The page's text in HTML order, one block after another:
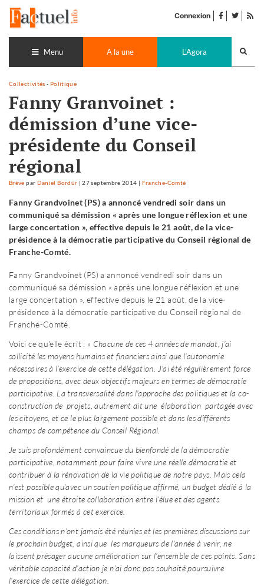
contenu
Connexion facebook
twitter
Menu A la une L'Agora
Collectivités - Politique
Fanny Granvoinet :
démission d’une vice-
présidente du Conseil
régional
Brève par Daniel Bordür |27 septembre 2014 | Franche-Comté
Fanny Grandvoinet (PS) a annoncé vendredi soir dans un
communiqué sa démission « après une longue réflexion et une
large concertation », effective depuis le 21 août, de la vice-
présidence à la démocratie participative du Conseil régional de
Franche-Comté.
Fanny Grandvoinet (PS) a annoncé vendredi soir dans un
communiqué sa démission « après une longue réflexion et une
large concertation », effective depuis le 21 août, de la vice-
présidence à la démocratie participative du Conseil régional de
Franche-Comté.
Voici ce qu'elle écrit : « Chacune de ces 4 années de mandat, j’ai
sollicité les moyens humains et financiers ainsi que l’autonomie
nécessaires à l’exercice de cette délégation. J’ai été régulièrement force
de propositions, avec deux objectifs majeurs en termes de démocratie
participative. La transversalité dans l'approche des politiques et la co-
construction de projets, autrement dit une élaboration partagée avec
les citoyens, et ce le plus largement possible et dans les différents
champs de compétence du Conseil Régional.
Je suis profondément convaincue du bienfondé de la démocratie
participative, notamment pour faire vivre une réelle démocratie et
contribuer à la rénovation de la vie politique de notre pays. Mais cela
n’est possible qu’avec un soutien politique affirmé, un budget dédié à la
mission et une étroite collaboration entre l’élue et des agents
territoriaux formés à cet exercice.
Ces conditions n’ont jamais été réunies et les premières discussions sur
le prochain budget, ainsi que les marqueurs de l’année à venir, ne
laissent présager aucune amélioration sur l’ensemble de ces points. Sans
véritable capacité d’action je n’ai donc pas souhaité poursuivre
l’exercice de cette délégation.